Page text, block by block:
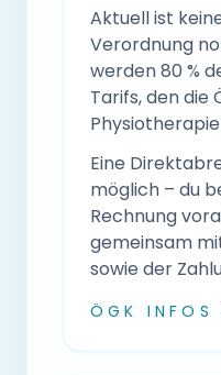
Aktuell ist
Verordnung
werden 80 %
Tarifs, den die
Eine
möglich – du
Rechnung
gemeinsam
sowie der
ÖGK INFOS